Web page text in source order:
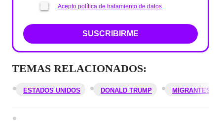
Acepto política de tratamiento de datos
SUSCRIBIRME
TEMAS RELACIONADOS:
ESTADOS UNIDOS DONALD TRUMP MIGRANTES